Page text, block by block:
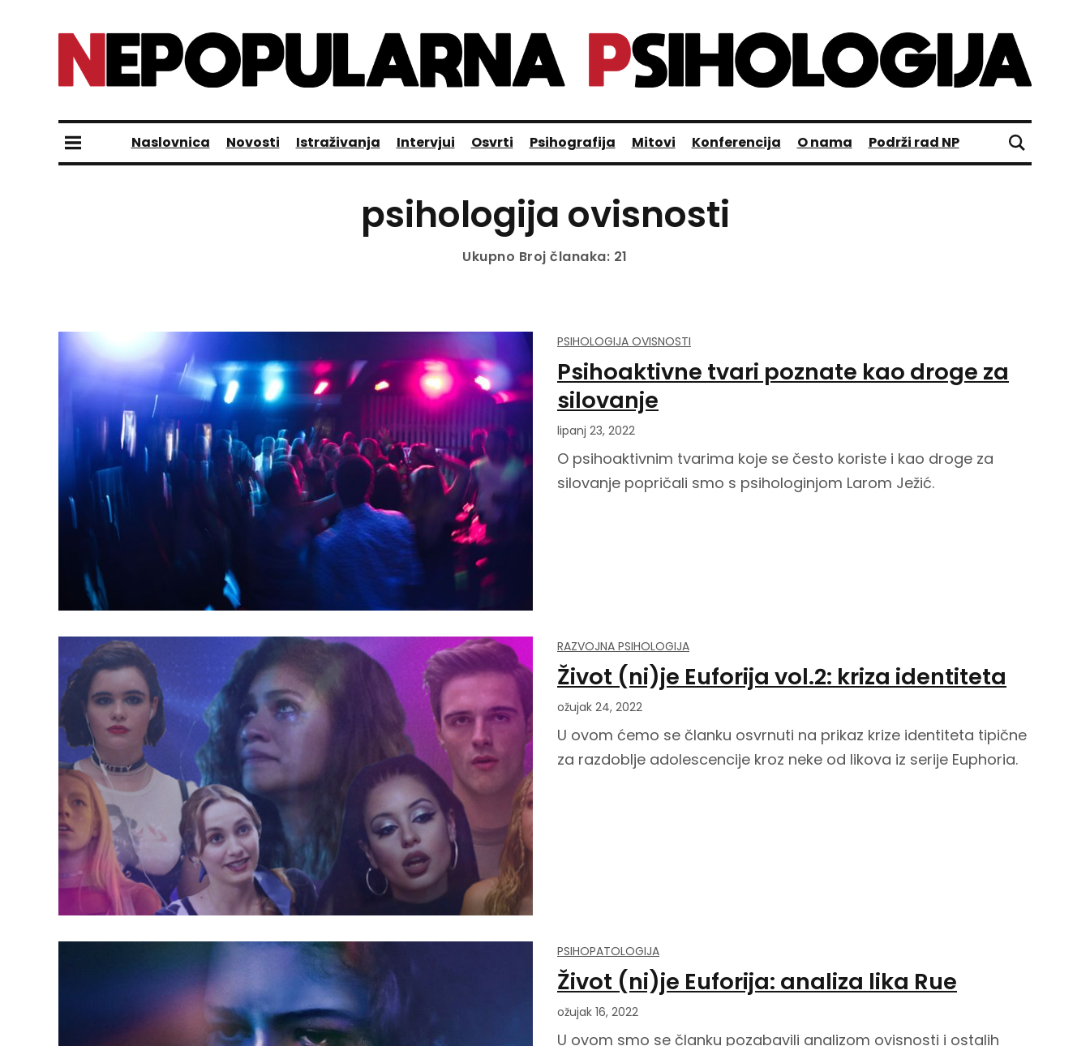
Naslovnica Novosti Istraživanja Intervjui Osvrti Psihografija Mitovi Konferencija O nama Podrži rad NP
psihologija ovisnosti
Ukupno Broj članaka: 21
PSIHOLOGIJA OVISNOSTI
Psihoaktivne tvari poznate kao droge za
silovanje
lipanj 23, 2022
O psihoaktivnim tvarima koje se često koriste i kao droge za
silovanje popričali smo s psihologinjom Larom Ježić.
RAZVOJNA PSIHOLOGIJA
Život (ni)je Euforija vol.2: kriza identiteta
ožujak 24, 2022
U ovom ćemo se članku osvrnuti na prikaz krize identiteta tipične
za razdoblje adolescencije kroz neke od likova iz serije Euphoria.
PSIHOPATOLOGIJA
Život (ni)je Euforija: analiza lika Rue
ožujak 16, 2022
U ovom smo se članku pozabavili analizom ovisnosti i ostalih